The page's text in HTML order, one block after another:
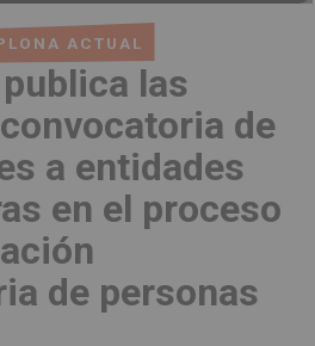
ACTUAL
las
de
a entidades
en el proceso
de personas